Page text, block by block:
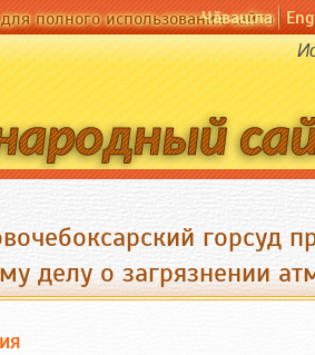
полного использования сайта
Чӑвашла
горсуд
делу о загрязнении